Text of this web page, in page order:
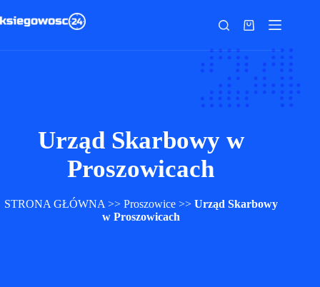
do
Koszyk
Urząd Skarbowy w
Proszowicach
STRONA GŁÓWNA >> Proszowice>> Urząd Skarbowy
w Proszowicach